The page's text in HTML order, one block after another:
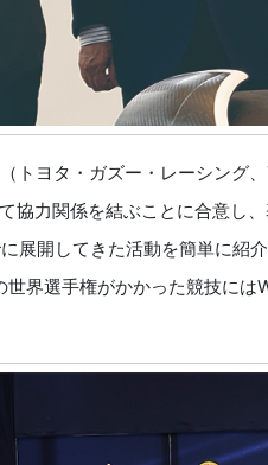
トヨタ・ガズー・レーシング
協力関係を結ぶことに合意し、
展開してきた活動を簡単に紹介
界選手権がかかった競技には